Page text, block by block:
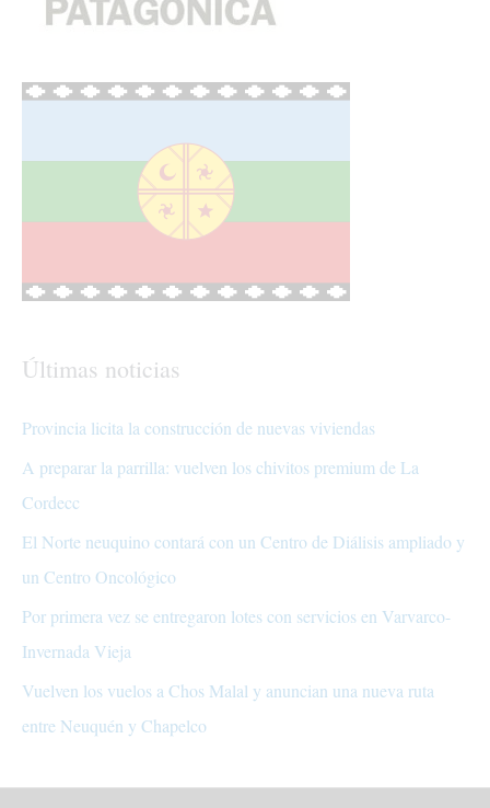
Últimas noticias
Provincia licita la construcción de nuevas viviendas
A preparar la parrilla: vuelven los chivitos premium de La
Cordecc
El Norte neuquino contará con un Centro de Diálisis ampliado y
un Centro Oncológico
Por primera vez se entregaron lotes con servicios en Varvarco-
Invernada Vieja
Vuelven los vuelos a Chos Malal y anuncian una nueva ruta
entre Neuquén y Chapelco